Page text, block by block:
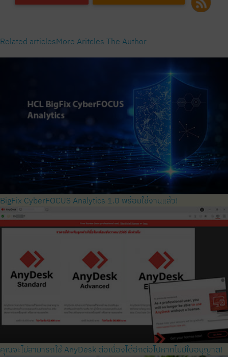
Related articlesMore Aritcles The Author
BigFix CyberFOCUS Analytics 1.0 พร้อมใช้งานแล้ว!
คุณจะไม่สามารถใช้ AnyDesk ต่อเนื่องได้อีกต่อไปหากไม่มีใบอนุญาต!